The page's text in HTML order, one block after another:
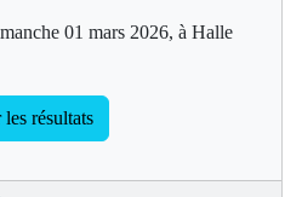
01 mars 2026, à Halle
résultats